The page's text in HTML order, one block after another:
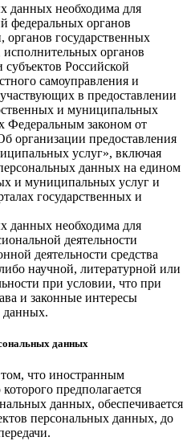
данных необходима для
федеральных органов
органов государственных
органов
субъектов Российской
самоуправления и
в предоставлении
и муниципальных
Федеральным законом от
организации предоставления
услуг», включая
данных на едином
и муниципальных услуг и
государственных и
данных необходима для
деятельности
деятельности средства
научной, литературной или
при условии, что при
и законные интересы
данных.
данных
том, что иностранным
предполагается
данных, обеспечивается
персональных данных, до